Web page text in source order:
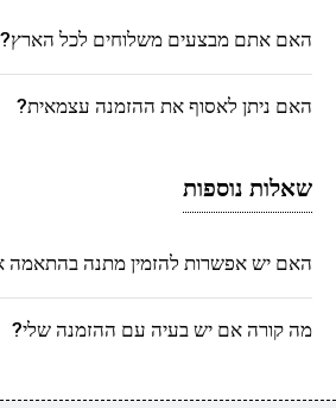
האם אתם מבצעים משלוחים לכל הארץ?
האם ניתן לאסוף את ההזמנה עצמאית?
שאלות נוספות
האם יש אפשרות להזמין מתנה בהתאמה
מה קורה אם יש בעיה עם ההזמנה שלי?